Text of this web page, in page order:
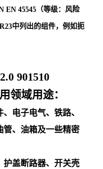
EN 45545（等级：风险
中列出的组件，例如扼
901510
领域用途：
电子电气、铁路、
管、油箱及一些精密
护盖断路器、开关壳